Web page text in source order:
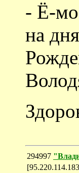
- Ё-
на
294997